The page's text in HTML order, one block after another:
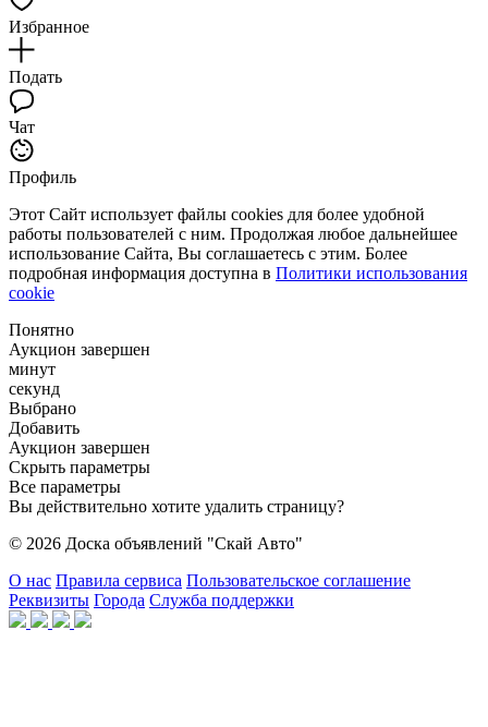
Избранное
Подать
Чат
Профиль
Этот Сайт использует файлы cookies для более удобной
работы пользователей с ним. Продолжая любое дальнейшее
использование Сайта, Вы соглашаетесь с этим. Более
подробная информация доступна в Политики использования
cookie
Понятно
Аукцион завершен
минут
секунд
Выбрано
Добавить
Аукцион завершен
Скрыть параметры
Все параметры
Вы действительно хотите удалить страницу?
© 2026 Доска объявлений "Скай Авто"
О нас Правила сервиса Пользовательское соглашение
Реквизиты Города Служба поддержки